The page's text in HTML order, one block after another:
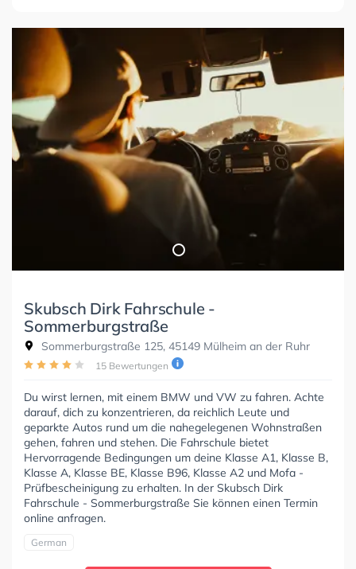
Skubsch Dirk Fahrschule -
Sommerburgstraße
Sommerburgstraße 125, 45149 Mülheim an der Ruhr
15 Bewertungen
Du wirst lernen, mit einem BMW und VW zu fahren. Achte
darauf, dich zu konzentrieren, da reichlich Leute und
geparkte Autos rund um die nahegelegenen Wohnstraßen
gehen, fahren und stehen. Die Fahrschule bietet
Hervorragende Bedingungen um deine Klasse A1, Klasse B,
Klasse A, Klasse BE, Klasse B96, Klasse A2 und Mofa -
Prüfbescheinigung zu erhalten. In der Skubsch Dirk
Fahrschule - Sommerburgstraße Sie können einen Termin
online anfragen.
German